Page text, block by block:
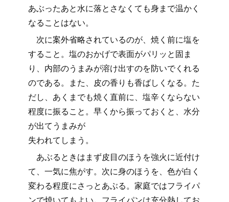
あぶったあと水に落とさなくても身まで温かく
なることはない。
次に案外省略されているのが、焼く前に塩を
すること。塩のおかげで表面がパリッと固ま
り、内部のうまみが溶け出すのを防いでくれる
のである。また、皮の香りも香ばしくなる。た
だし、あくまでも焼く直前に、塩辛くならない
程度に振ること。早くから振っておくと、水分
が出てうまみが
失われてしまう。
あぶるときはまず皮目のほうを強火に近付け
て、一気に焦がす。次に身のほうを、色が白く
変わる程度にさっとあぶる。家庭ではフライパ
ンで焼いてもよい。フライパンは充分熱してお